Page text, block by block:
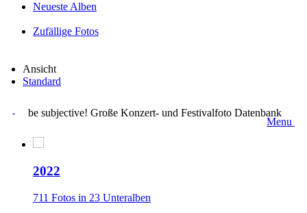
Neueste Alben
Zufällige Fotos
Ansicht
Standard
be subjective! Große Konzert- und Festivalfoto Datenbank
Menu
2022
711 Fotos in 23 Unteralben